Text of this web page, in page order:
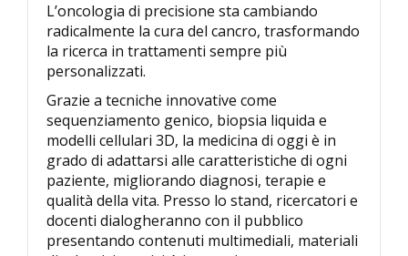
L’oncologia di precisione sta cambiando
radicalmente la cura del cancro, trasformando
la ricerca in trattamenti sempre più
personalizzati.
Grazie a tecniche innovative come
sequenziamento genico, biopsia liquida e
modelli cellulari 3D, la medicina di oggi è in
grado di adattarsi alle caratteristiche di ogni
paziente, migliorando diagnosi, terapie e
qualità della vita. Presso lo stand, ricercatori e
docenti dialogheranno con il pubblico
presentando contenuti multimediali, materiali